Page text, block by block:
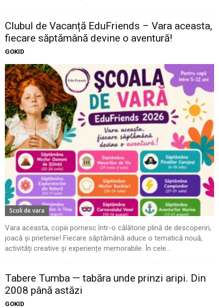
Clubul de Vacanță EduFriends – Vara aceasta,
fiecare săptămână devine o aventură!
GOKID
Scoli de vara
Vara aceasta, copiii pornesc într-o călătorie plină de descoperiri,
joacă și prietenie! Fiecare săptămână aduce o tematică nouă,
activități creative și experiențe memorabile. În cele...
Tabere Tumba — tabăra unde prinzi aripi. Din
2008 până astăzi
GOKID